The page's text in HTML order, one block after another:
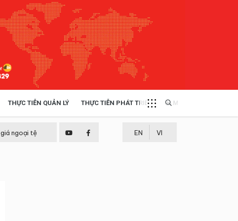
THỰC TIỄN QUẢN LÝ THỰC TIỄN PHÁT TRIỂN MULTIMEDIA
ngoại tệ EN VI